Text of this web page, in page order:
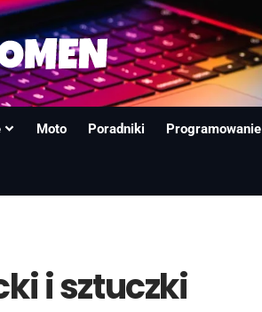
Moto Poradniki Programowanie
i sztuczki